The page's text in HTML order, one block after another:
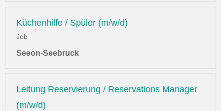
Küchenhilfe / Spüler (m/w/d)
Job
Seeon-Seebruck
Leitung Reservierung / Reservations Manager
(m/w/d)